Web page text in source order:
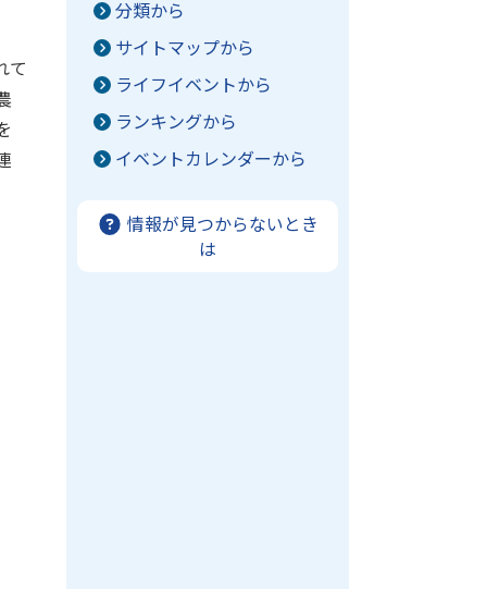
て
分類から
サイトマップから
ライフイベントから
ランキングから
イベントカレンダーから
情報が見つからないとき
は